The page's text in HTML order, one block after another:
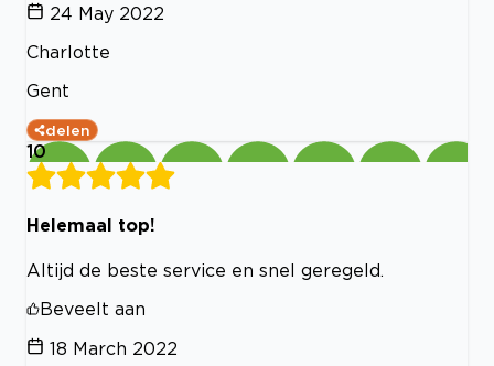
24 May 2022
Charlotte
Gent
delen
10
Helemaal top!
Altijd de beste service en snel geregeld.
Beveelt aan
18 March 2022